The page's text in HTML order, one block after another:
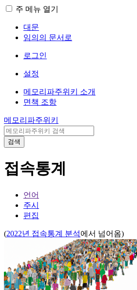
주 메뉴 열기
대문
임의의 문서로
로그인
설정
메모리파주위키 소개
면책 조항
메모리파주위키
검색
접속통계
언어
주시
편집
(2022년 접속통계 분석에서 넘어옴)